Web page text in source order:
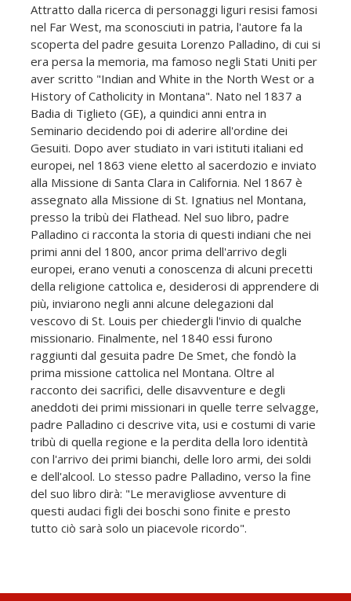
Attratto dalla ricerca di personaggi liguri resisi famosi
nel Far West, ma sconosciuti in patria, l'autore fa la
scoperta del padre gesuita Lorenzo Palladino, di cui si
era persa la memoria, ma famoso negli Stati Uniti per
aver scritto "Indian and White in the North West or a
History of Catholicity in Montana". Nato nel 1837 a
Badia di Tiglieto (GE), a quindici anni entra in
Seminario decidendo poi di aderire all'ordine dei
Gesuiti. Dopo aver studiato in vari istituti italiani ed
europei, nel 1863 viene eletto al sacerdozio e inviato
alla Missione di Santa Clara in California. Nel 1867 è
assegnato alla Missione di St. Ignatius nel Montana,
presso la tribù dei Flathead. Nel suo libro, padre
Palladino ci racconta la storia di questi indiani che nei
primi anni del 1800, ancor prima dell'arrivo degli
europei, erano venuti a conoscenza di alcuni precetti
della religione cattolica e, desiderosi di apprendere di
più, inviarono negli anni alcune delegazioni dal
vescovo di St. Louis per chiedergli l'invio di qualche
missionario. Finalmente, nel 1840 essi furono
raggiunti dal gesuita padre De Smet, che fondò la
prima missione cattolica nel Montana. Oltre al
racconto dei sacrifici, delle disavventure e degli
aneddoti dei primi missionari in quelle terre selvagge,
padre Palladino ci descrive vita, usi e costumi di varie
tribù di quella regione e la perdita della loro identità
con l'arrivo dei primi bianchi, delle loro armi, dei soldi
e dell'alcool. Lo stesso padre Palladino, verso la fine
del suo libro dirà: "Le meravigliose avventure di
questi audaci figli dei boschi sono finite e presto
tutto ciò sarà solo un piacevole ricordo".